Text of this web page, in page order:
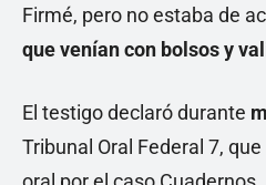
Firmé, pero no estaba de
que venían con bolsos y
El testigo declaró durante
Tribunal Oral Federal 7,